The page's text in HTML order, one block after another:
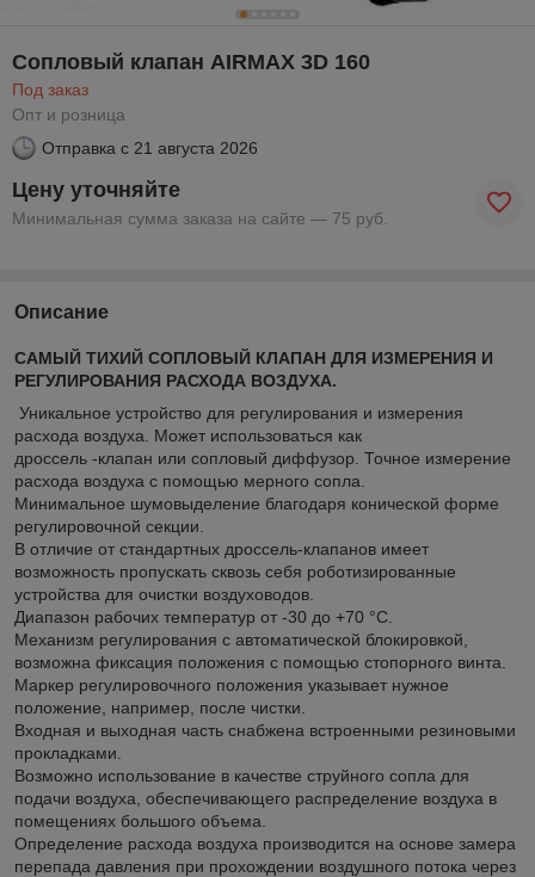
Сопловый клапан AIRMAX 3D 160
Под заказ
Опт и розница
Отправка с 21 августа 2026
Цену уточняйте
Минимальная сумма заказа на сайте — 75 руб.
Описание
САМЫЙ ТИХИЙ СОПЛОВЫЙ КЛАПАН ДЛЯ ИЗМЕРЕНИЯ И
РЕГУЛИРОВАНИЯ РАСХОДА ВОЗДУХА.
Уникальное устройство для регулирования и измерения
расхода воздуха. Может использоваться как
дроссель -клапан или сопловый диффузор. Точное измерение
расхода воздуха с помощью мерного сопла.
Минимальное шумовыделение благодаря конической форме
регулировочной секции.
В отличие от стандартных дроссель-клапанов имеет
возможность пропускать сквозь себя роботизированные
устройства для очистки воздуховодов.
Диапазон рабочих температур от -30 до +70 °C.
Механизм регулирования с автоматической блокировкой,
возможна фиксация положения с помощью стопорного винта.
Маркер регулировочного положения указывает нужное
положение, например, после чистки.
Входная и выходная часть снабжена встроенными резиновыми
прокладками.
Возможно использование в качестве струйного сопла для
подачи воздуха, обеспечивающего распределение воздуха в
помещениях большого объема.
Определение расхода воздуха производится на основе замера
перепада давления при прохождении воздушного потока через